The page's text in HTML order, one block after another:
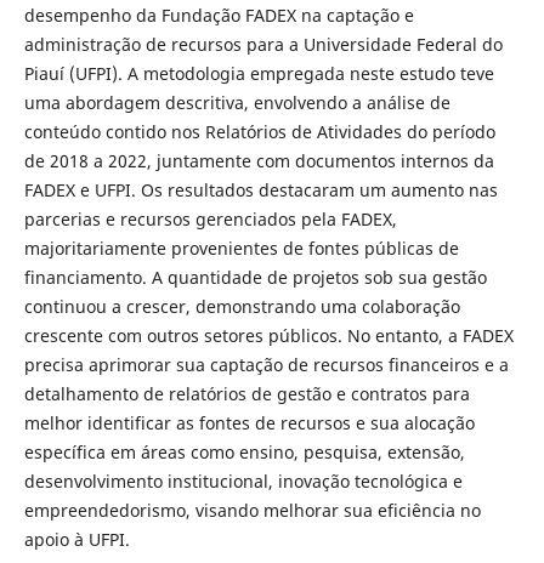
desempenho da Fundação FADEX na captação e
administração de recursos para a Universidade Federal do
Piauí (UFPI). A metodologia empregada neste estudo teve
uma abordagem descritiva, envolvendo a análise de
conteúdo contido nos Relatórios de Atividades do período
de 2018 a 2022, juntamente com documentos internos da
FADEX e UFPI. Os resultados destacaram um aumento nas
parcerias e recursos gerenciados pela FADEX,
majoritariamente provenientes de fontes públicas de
financiamento. A quantidade de projetos sob sua gestão
continuou a crescer, demonstrando uma colaboração
crescente com outros setores públicos. No entanto, a FADEX
precisa aprimorar sua captação de recursos financeiros e a
detalhamento de relatórios de gestão e contratos para
melhor identificar as fontes de recursos e sua alocação
específica em áreas como ensino, pesquisa, extensão,
desenvolvimento institucional, inovação tecnológica e
empreendedorismo, visando melhorar sua eficiência no
apoio à UFPI.